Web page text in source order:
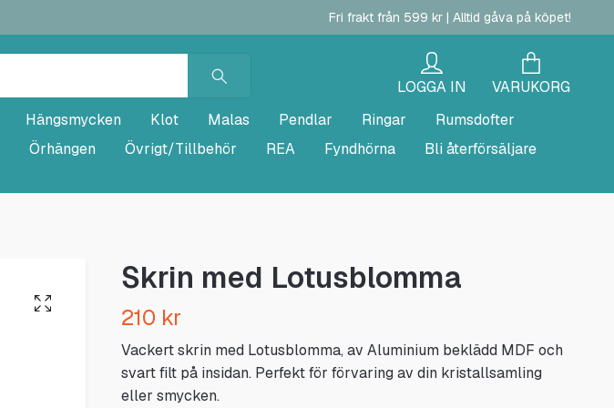
Fri frakt från 599 kr | Alltid gåva på köpet!
LOGGA IN
VARUKORG
Hängsmycken Klot Malas Pendlar Ringar
Rumsdofter
Örhängen Övrigt/Tillbehör REA Fyndhörna
Bli återförsäljare
Skrin med Lotusblomma
210 kr
Vackert skrin med Lotusblomma, av Aluminium beklädd MDF och
svart filt på insidan. Perfekt för förvaring av din kristallsamling
eller smycken.